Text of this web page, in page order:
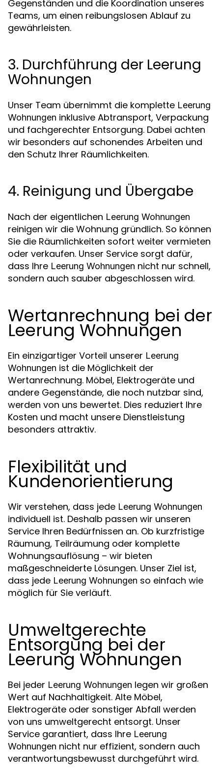
Gegenständen und die Koordination unseres
Teams, um einen reibungslosen Ablauf zu
gewährleisten.
3. Durchführung der Leerung
Wohnungen
Unser Team übernimmt die komplette Leerung
Wohnungen inklusive Abtransport, Verpackung
und fachgerechter Entsorgung. Dabei achten
wir besonders auf schonendes Arbeiten und
den Schutz Ihrer Räumlichkeiten.
4. Reinigung und Übergabe
Nach der eigentlichen Leerung Wohnungen
reinigen wir die Wohnung gründlich. So können
Sie die Räumlichkeiten sofort weiter vermieten
oder verkaufen. Unser Service sorgt dafür,
dass Ihre Leerung Wohnungen nicht nur schnell,
sondern auch sauber abgeschlossen wird.
Wertanrechnung bei der
Leerung Wohnungen
Ein einzigartiger Vorteil unserer Leerung
Wohnungen ist die Möglichkeit der
Wertanrechnung. Möbel, Elektrogeräte und
andere Gegenstände, die noch nutzbar sind,
werden von uns bewertet. Dies reduziert Ihre
Kosten und macht unsere Dienstleistung
besonders attraktiv.
Flexibilität und
Kundenorientierung
Wir verstehen, dass jede Leerung Wohnungen
individuell ist. Deshalb passen wir unseren
Service Ihren Bedürfnissen an. Ob kurzfristige
Räumung, Teilräumung oder komplette
Wohnungsauflösung – wir bieten
maßgeschneiderte Lösungen. Unser Ziel ist,
dass jede Leerung Wohnungen so einfach wie
möglich für Sie verläuft.
Umweltgerechte
Entsorgung bei der
Leerung Wohnungen
Bei jeder Leerung Wohnungen legen wir großen
Wert auf Nachhaltigkeit. Alte Möbel,
Elektrogeräte oder sonstiger Abfall werden
von uns umweltgerecht entsorgt. Unser
Service garantiert, dass Ihre Leerung
Wohnungen nicht nur effizient, sondern auch
verantwortungsbewusst durchgeführt wird.